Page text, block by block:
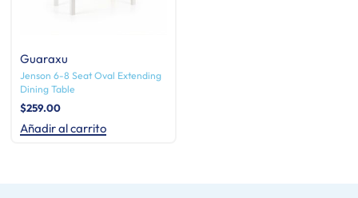
Guaraxu
Jenson 6-8 Seat Oval Extending
Dining Table
$259.00
Añadir al carrito